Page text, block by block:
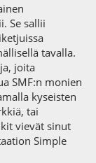
Se sallii
tavalla.
joita
SMF:n monien
kyseisten
tai
vievät sinut
Simple